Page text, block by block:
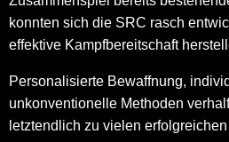
konnten sich die SRC rasch
effektive Kampfbereitschaft
Personalisierte Bewaffnung,
unkonventionelle Methoden
letztendlich zu vielen